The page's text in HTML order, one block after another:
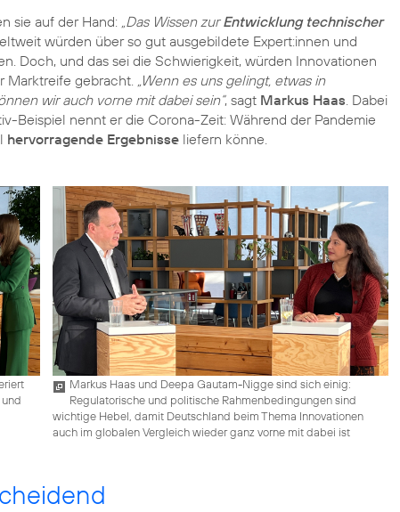
sie auf der Hand: „Das Wissen zurEntwicklung technischer
würden über so gut ausgebildete Expert:innen und
Doch, und das sei die Schwierigkeit, würden Innovationen
Marktreife gebracht. „Wenn es uns gelingt, etwas in
wir auch vorne mit dabei sein“, sagt Markus Haas. Dabei
Beispiel nennt er die Corona-Zeit: Während der Pandemie
hervorragende Ergebnisse liefern könne.
Markus Haas und Deepa Gautam-Nigge sind sich einig:
Regulatorische und politische Rahmenbedingungen sind
wichtige Hebel, damit Deutschland beim Thema Innovationen
auch im globalen Vergleich wieder ganz vorne mit dabei ist